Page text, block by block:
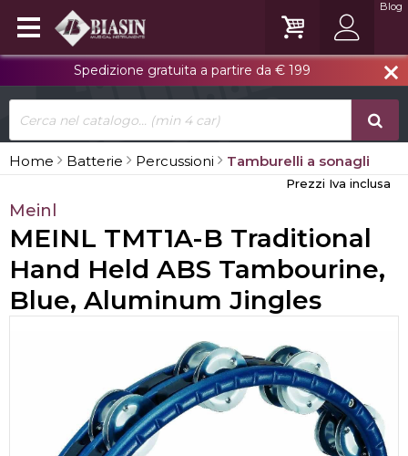
close
Spedizione gratuita a partire da € 199
Blog
Home Batterie Percussioni Tamburelli a sonagli
Prezzi Iva inclusa
Meinl
MEINL TMT1A-B Traditional
Hand Held ABS Tambourine,
Blue, Aluminum Jingles